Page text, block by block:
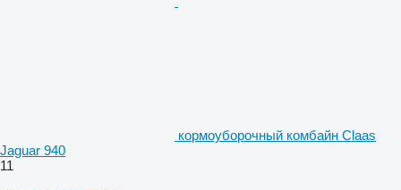
кормоуборочный комбайн Claas
Jaguar 940
11